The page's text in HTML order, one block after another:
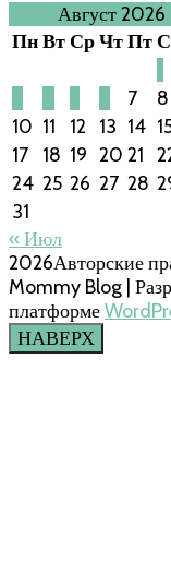
Август 2026
ПнВтСрЧтПт
7 8
10 11 12 13 14
17
18 19 20 21
24 25 26 27 28
31
« Июл
2026Авторские
Mommy Blog |
платформе
НАВЕРХ